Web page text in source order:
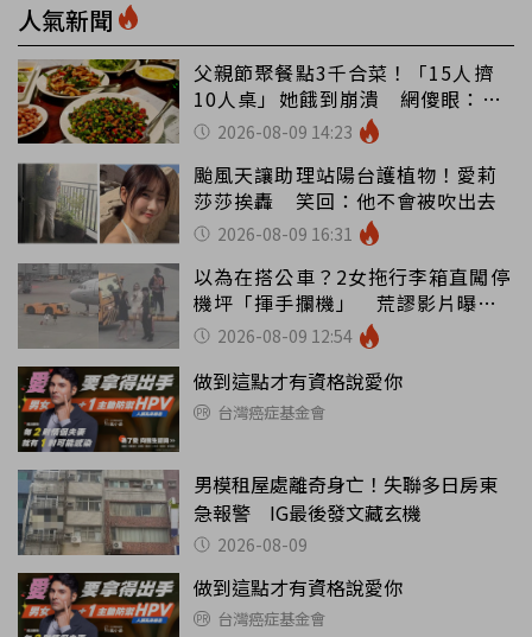
人氣新聞
父親節聚餐點3千合菜！「15人擠
10人桌」她餓到崩潰 網傻眼：讓
店家看笑話
2026-08-09 14:23
颱風天讓助理站陽台護植物！愛莉
莎莎挨轟 笑回：他不會被吹出去
2026-08-09 16:31
以為在搭公車？2女拖行李箱直闖停
機坪「揮手攔機」 荒謬影片曝網
傻眼2026-08-09 12:54
做到這點才有資格說愛你
台灣癌症基金會
男模租屋處離奇身亡！失聯多日房東
急報警 IG最後發文藏玄機
2026-08-09
做到這點才有資格說愛你
台灣癌症基金會